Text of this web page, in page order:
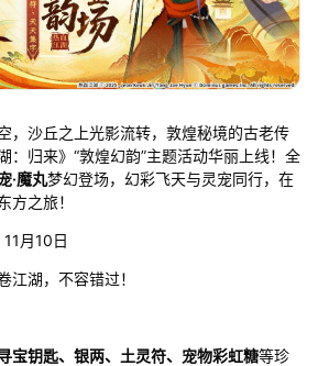
，沙丘之上光影流转，敦煌秘境的古老传
：归来》“敦煌幻韵”主题活动华丽上线！全
·魔丸梦幻登场，幻彩飞天与灵宠同行，在
方之旅！
月10日
江湖，不容错过！
宝钥匙、银两、土灵符、宠物彩虹糖等珍